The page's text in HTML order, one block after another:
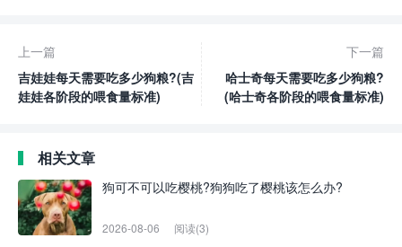
上一篇
吉娃娃每天需要吃多少狗粮?(吉
娃娃各阶段的喂食量标准)
下一篇
哈士奇每天需要吃多少狗粮?
(哈士奇各阶段的喂食量标准)
相关文章
狗可不可以吃樱桃?狗狗吃了樱桃该怎么办?
2026-08-06 阅读(3)